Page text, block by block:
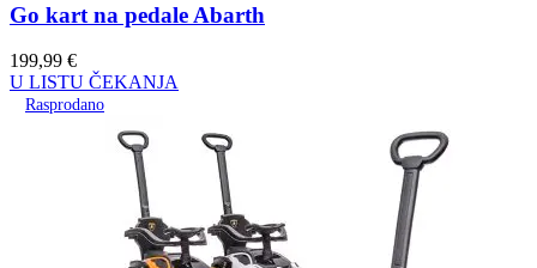
Go kart na pedale Abarth
199,99 €
U LISTU ČEKANJA
Rasprodano